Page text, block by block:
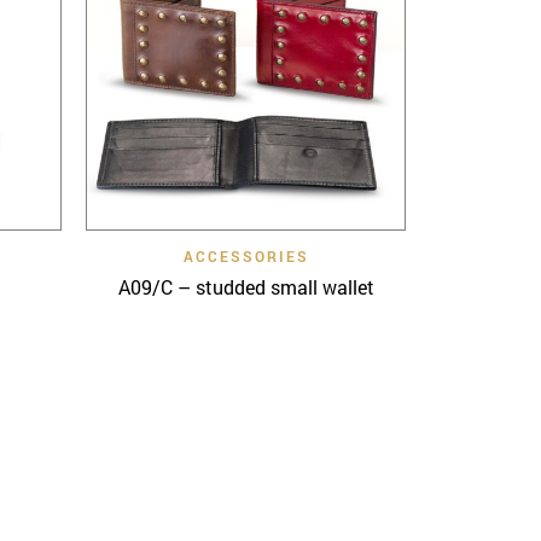
Quick View
ACCESSORIES
A09/C – studded small wallet